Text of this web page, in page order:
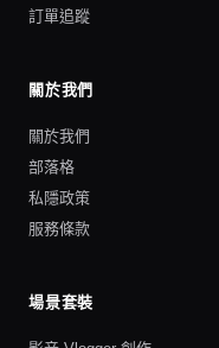
訂單追蹤
關於我們
關於我們
部落格
私隱政策
服務條款
場景套裝